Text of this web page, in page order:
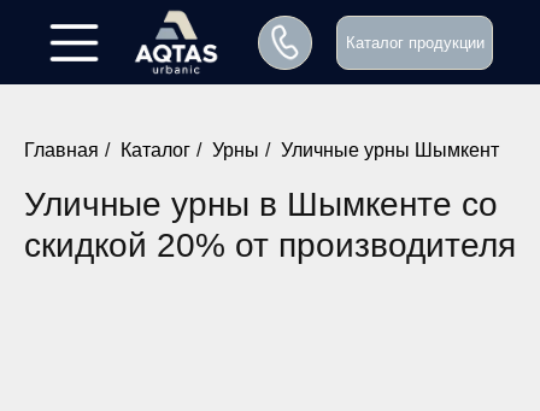
Каталог продукции
Главная / Каталог / Урны / Уличные урны Шымкент
Уличные урны в Шымкенте со
скидкой 20% от производителя